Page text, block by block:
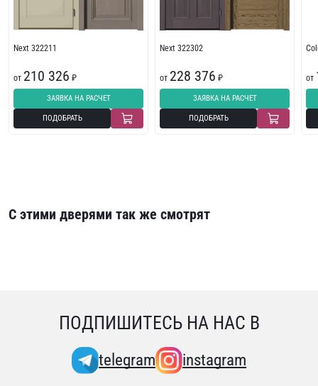
Next 322211
от 210 326 ₽
ЗАЯВКА НА РАСЧЕТ
ПОДОБРАТЬ
Next 322302
от 228 376 ₽
ЗАЯВКА НА РАСЧЕТ
ПОДОБРАТЬ
от
С этими дверями так же смотрят
ПОДПИШИТЕСЬ НА НАС В
telegram instagram